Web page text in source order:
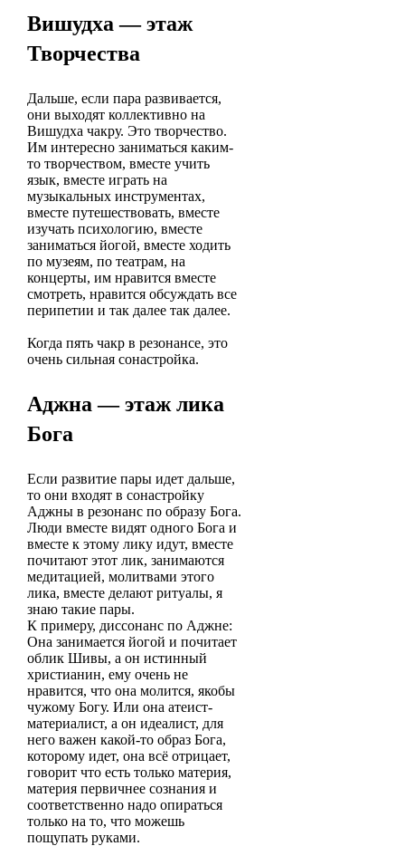
Вишудха — этаж
Творчества
Дальше, если пара развивается,
они выходят коллективно на
Вишудха чакру. Это творчество.
Им интересно заниматься каким-
то творчеством, вместе учить
язык, вместе играть на
музыкальных инструментах,
вместе путешествовать, вместе
изучать психологию, вместе
заниматься йогой, вместе ходить
по музеям, по театрам, на
концерты, им нравится вместе
смотреть, нравится обсуждать все
перипетии и так далее так далее.
Когда пять чакр в резонансе, это
очень сильная сонастройка.
Аджна — этаж лика
Бога
Если развитие пары идет дальше,
то они входят в сонастройку
Аджны в резонанс по образу Бога.
Люди вместе видят одного Бога и
вместе к этому лику идут, вместе
почитают этот лик, занимаются
медитацией, молитвами этого
лика, вместе делают ритуалы, я
знаю такие пары.
К примеру, диссонанс по Аджне:
Она занимается йогой и почитает
облик Шивы, а он истинный
христианин, ему очень не
нравится, что она молится, якобы
чужому Богу. Или она атеист-
материалист, а он идеалист, для
него важен какой-то образ Бога,
которому идет, она всё отрицает,
говорит что есть только материя,
материя первичнее сознания и
соответственно надо опираться
только на то, что можешь
пощупать руками.